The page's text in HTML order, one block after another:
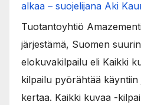
alkaa – suojelijana Aki
Tuotantoyhtiö
järjestämä, Suomen
elokuvakilpailu eli Kaikki
kilpailu pyörähtää
kertaa. Kaikki kuvaa -